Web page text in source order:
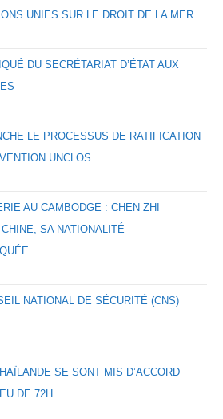
UNIES SUR LE DROIT DE LA MER
DU SECRÉTARIAT D’ÉTAT AUX
LE PROCESSUS DE RATIFICATION
UNCLOS
AU CAMBODGE : CHEN ZHI
SA NATIONALITÉ
NATIONAL DE SÉCURITÉ (CNS)
SE SONT MIS D’ACCORD
DE 72H